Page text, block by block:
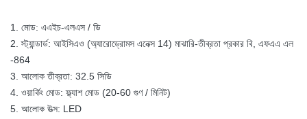
1. মোড: এএইচ-এলএস / ডি
2. স্ট্যান্ডার্ড: আইসিএও (অ্যারোড্রোমস এনেক্স 14) মাঝারি-তীব্রতা প্রকার বি, এফএএ এল
-864
3. আলোক তীব্রতা: 32.5 সিডি
4. ওয়ার্কিং মোড: ফ্ল্যাশ মোড (20-60 গুণ / মিনিট)
5. আলোক উত্স: LED